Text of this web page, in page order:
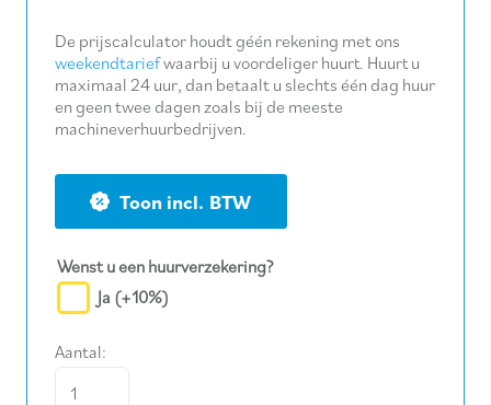
De prijscalculator houdt géén rekening met ons
weekendtariefwaarbij u voordeliger huurt. Huurt u
maximaal 24 uur, dan betaalt u slechts één dag huur
en geen twee dagen zoals bij de meeste
machineverhuurbedrijven.
BTW
Wenst u een huurverzekering?
Ja (+10%)
Aantal: